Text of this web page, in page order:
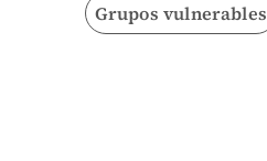
Grupos vulnerables